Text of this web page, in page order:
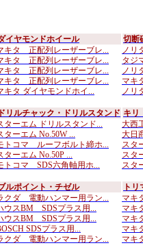
イヤモンドホイール
キタ 正配列レーザーブレ...
キタ 正配列レーザーブレ...
キタ 正配列レーザーブレ...
キタ 正配列レーザーブレ...
キタ ダイヤモンドホイ...
切断
ノリ
タジ
ノリ
マキ
ノリ
ドリルチャック・ドリルスタンド
ターエム ドリルスタンド...
ターエム No.50W ...
トコマ ルーフボルト締ホ...
ターエム No.50P ...
トコマ SDS六角軸用ホ...
キリ
大西
大日
スタ
スタ
スタ
ルポイント・チゼル
クダ 電動ハンマー用ラン...
ウスBM SDSプラス用...
ウスBM SDSプラス用...
SDSプラス用...
クダ 電動ハンマー用ラン...
ト
マキ
マキ
マキ
マキ
マキ